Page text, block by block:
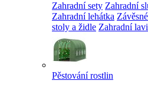
Zahradní sety Zahradní
Zahradní lehátka
stoly a židle Zahradní
Pěstování rostlin